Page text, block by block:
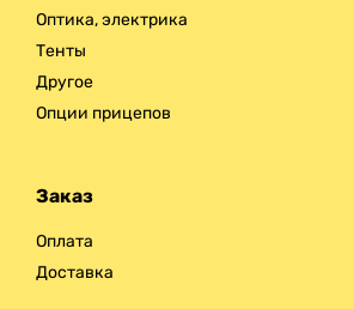
Оптика, электрика
Тенты
Другое
Опции прицепов
Заказ
Оплата
Доставка